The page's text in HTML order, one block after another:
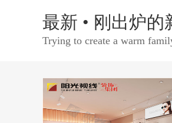
最新 • 刚出炉的
Trying to create a warm